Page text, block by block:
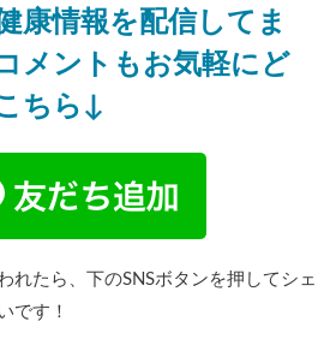
康情報を配信してま
メントもお気軽にど
ちら↓
れたら、下のSNSボタンを押してシェ
です！